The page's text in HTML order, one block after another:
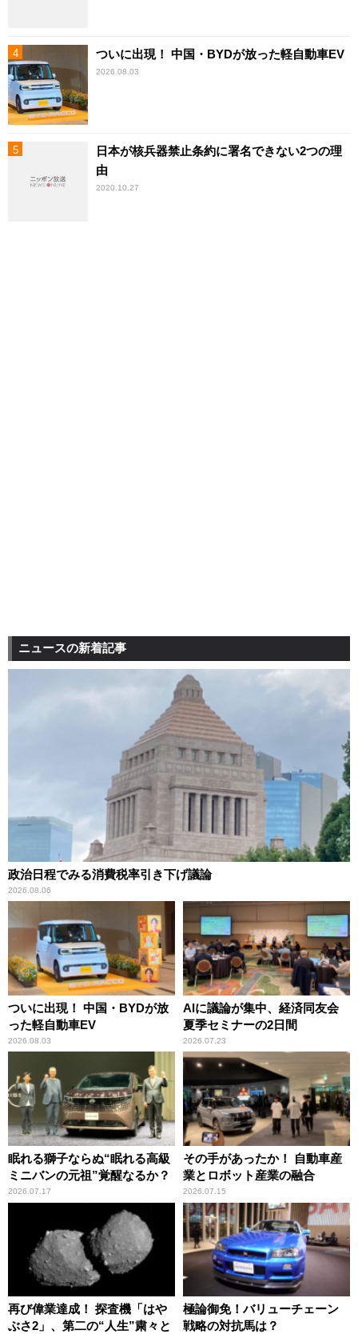
ついに出現！ 中国・BYDが放った軽自動車EV
2026.08.03
日本が核兵器禁止条約に署名できない2つの理
由
2020.10.27
ニュースの新着記事
政治日程でみる消費税率引き下げ議論
2026.08.06
ついに出現！ 中国・BYDが放
った軽自動車EV
2026.08.03
AIに議論が集中、経済同友会
夏季セミナーの2日間
2026.07.23
眠れる獅子ならぬ“眠れる高級
ミニバンの元祖”覚醒なるか？
2026.07.17
その手があったか！ 自動車産
業とロボット産業の融合
2026.07.15
再び偉業達成！ 探査機「はや
ぶさ2」、第二の“人生”粛々と
極論御免！バリューチェーン
戦略の対抗馬は？